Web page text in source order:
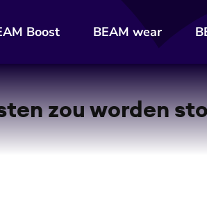
Boost BEAM wear
zou worden